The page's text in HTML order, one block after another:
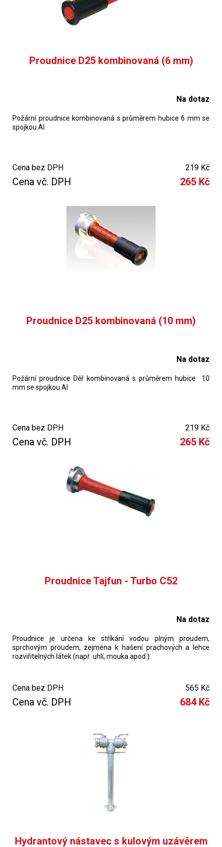
Proudnice D25 kombinovaná (6 mm)
Na dotaz
Požární proudnice kombinovaná s průměrem hubice 6 mm se
spojkou Al
Cena bez DPH 219 Kč
Cena vč. DPH 265 Kč
Proudnice D25 kombinovaná (10 mm)
Na dotaz
Požární proudnice Děř kombinovaná s průměrem hubice 10
mm se spojkou Al
Cena bez DPH 219 Kč
Cena vč. DPH 265 Kč
Proudnice Tajfun - Turbo C52
Na dotaz
Proudnice je určena ke stříkání vodou plným proudem,
sprchovým proudem, zejména k hašení prachových a lehce
rozviřitelných látek (např. uhlí, mouka apod.).
Cena bez DPH 565 Kč
Cena vč. DPH 684 Kč
Hydrantový nástavec s kulovým uzávěrem